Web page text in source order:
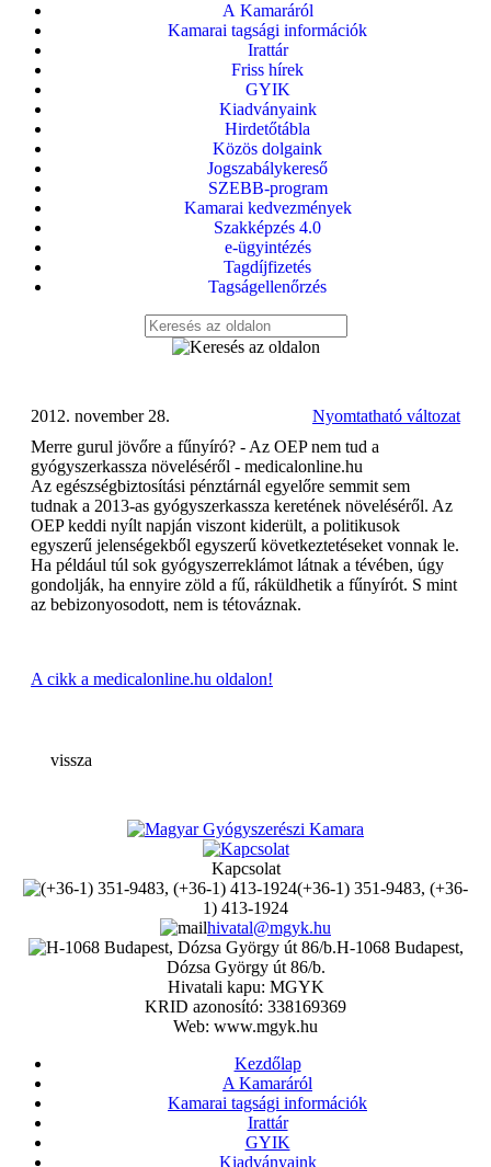
A Kamaráról
Kamarai tagsági információk
Irattár
Friss hírek
GYIK
Kiadványaink
Hirdetőtábla
Közös dolgaink
Jogszabálykereső
SZEBB-program
Kamarai kedvezmények
Szakképzés 4.0
e-ügyintézés
Tagdíjfizetés
Tagságellenőrzés
Nyomtatható változat
2012. november 28.
Merre gurul jövőre a fűnyíró? - Az OEP nem tud a
gyógyszerkassza növeléséről - medicalonline.hu
Az egészségbiztosítási pénztárnál egyelőre semmit sem
tudnak a 2013-as gyógyszerkassza keretének növeléséről. Az
OEP keddi nyílt napján viszont kiderült, a politikusok
egyszerű jelenségekből egyszerű következtetéseket vonnak le.
Ha például túl sok gyógyszerreklámot látnak a tévében, úgy
gondolják, ha ennyire zöld a fű, ráküldhetik a fűnyírót. S mint
az bebizonyosodott, nem is tétováznak.
A cikk a medicalonline.hu oldalon!
vissza
Kapcsolat
(+36-1) 351-9483, (+36-
1) 413-1924
hivatal@mgyk.hu
H-1068 Budapest,
Dózsa György út 86/b.
Hivatali kapu: MGYK
KRID azonosító: 338169369
Web: www.mgyk.hu
Kezdőlap
A Kamaráról
Kamarai tagsági információk
Irattár
GYIK
Kiadványaink